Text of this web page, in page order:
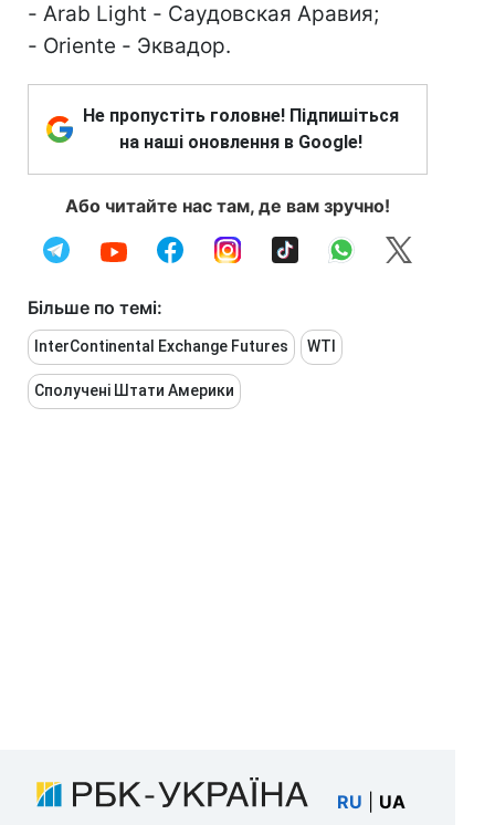
- Arab Light - Саудовская Аравия;
- Oriente - Эквадор.
Не пропустіть головне! Підпишіться
на наші оновлення в Google!
Або читайте нас там, де вам зручно!
Більше по темі:
InterContinental Exchange Futures WTI
Сполучені Штати Америки
RU UA